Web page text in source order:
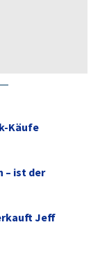
Käufe
– ist der
Jeff